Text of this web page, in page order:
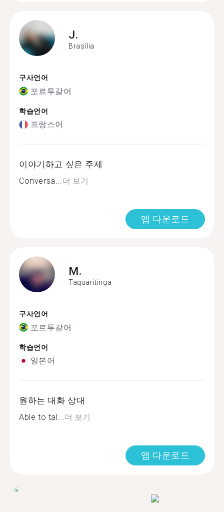
J.
Brasília
구사언어
포르투갈어
학습언어
프랑스어
이야기하고 싶은 주제
Conversa...더 보기
앱 다운로드
M.
Taquaritinga
구사언어
포르투갈어
학습언어
일본어
원하는 대화 상대
Able to tal...더 보기
앱 다운로드